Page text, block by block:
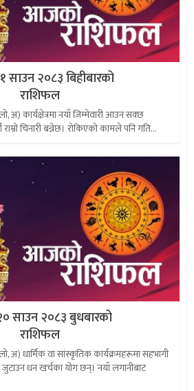
२०८३ बिहीबारको
राशिफल
अ) कार्यक्षेत्रमा नयाँ जिम्मेवारी आउन सक्छ
चिनारी बन्नेछ। रोकिएको कामले पनि गति...
साउन २०८३ बुधबारको
राशिफल
अ) धार्मिक वा सांस्कृतिक कार्यक्रमहरूमा सहभागी
धन खर्चका योग छन्। नयाँ लगानीबाट